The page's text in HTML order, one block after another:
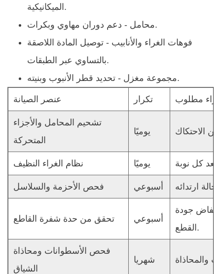
الميكانيكية.
محامل- دعم دوران مهاوي وبكرات.
فوهات الغراء والأنابيب - توصيل المادة اللاصقة
بالتساوي عبر الطبقات.
مجموعة مغزل- تحديد قطر الأنبوب وبنيته.
عنصر الصيانة تكرار مطلوب
تشحيم المحامل والأجزاء
المتحركة
يوميًا
نظام الغراء النظيف يوميًا
فحص الأحزمة والسلاسل أسبوعي
تحقق من حدة شفرة القاطع أسبوعي
جودة
القطع.
فحص الأسطوانات ومحاذاة
الشياق
شهريا